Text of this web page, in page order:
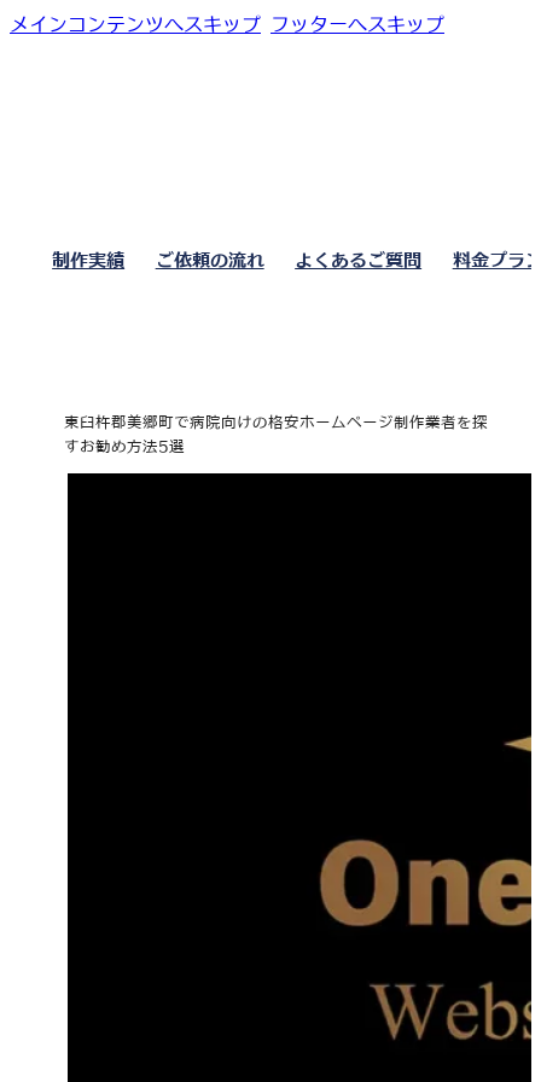
メインコンテンツへスキップ フッターへスキップ
制作実績 ご依頼の流れ よくあるご質問 料金プラ
東臼杵郡美郷町で病院向けの格安ホームページ制作業者を探
すお勧め方法5選